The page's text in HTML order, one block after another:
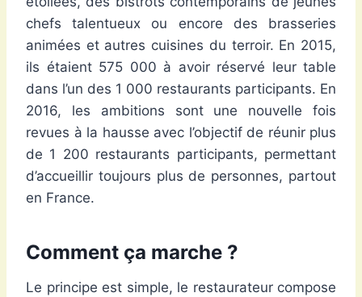
chefs talentueux ou encore des brasseries
animées et autres cuisines du terroir. En 2015,
ils étaient 575 000 à avoir réservé leur table
dans l’un des 1 000 restaurants participants. En
2016, les ambitions sont une nouvelle fois
revues à la hausse avec l’objectif de réunir plus
de 1 200 restaurants participants, permettant
d’accueillir toujours plus de personnes, partout
en France.
Comment ça marche ?
Le principe est simple, le restaurateur compose